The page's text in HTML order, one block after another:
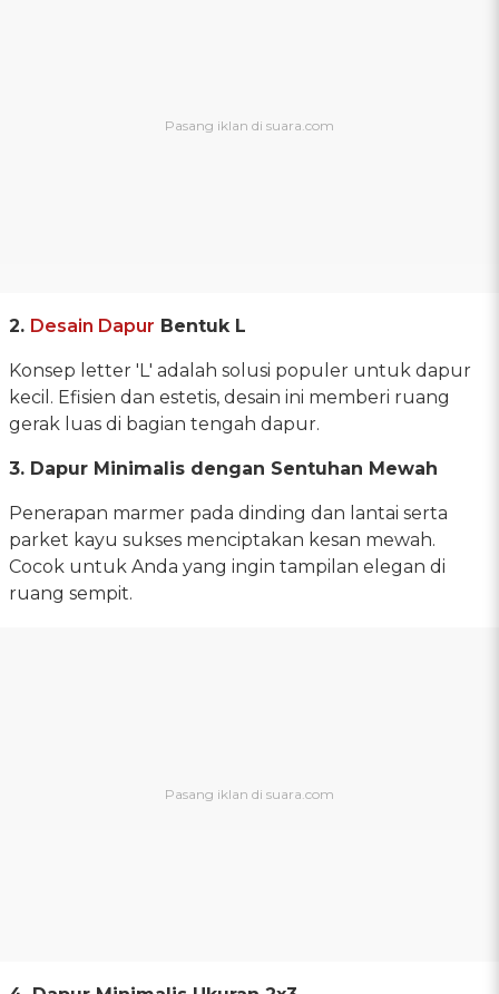
2. Desain Dapur Bentuk L
Konsep letter 'L' adalah solusi populer untuk dapur
kecil. Efisien dan estetis, desain ini memberi ruang
gerak luas di bagian tengah dapur.
3. Dapur Minimalis dengan Sentuhan Mewah
Penerapan marmer pada dinding dan lantai serta
parket kayu sukses menciptakan kesan mewah.
Cocok untuk Anda yang ingin tampilan elegan di
ruang sempit.